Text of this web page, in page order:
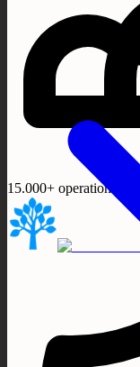
15.000+ operationer